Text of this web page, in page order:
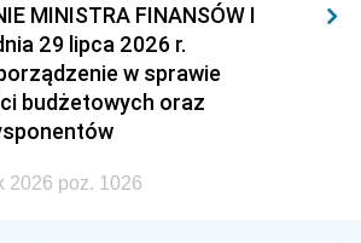
MINISTRA FINANSÓW I
29 lipca 2026 r.
w sprawie
budżetowych oraz
2026 poz. 1026